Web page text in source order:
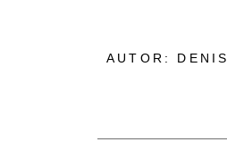
AUTOR: DENIS